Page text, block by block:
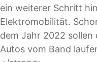
ein weiterer Schritt
Elektromobilität.
dem Jahr 2022 sollen
Autos vom Band